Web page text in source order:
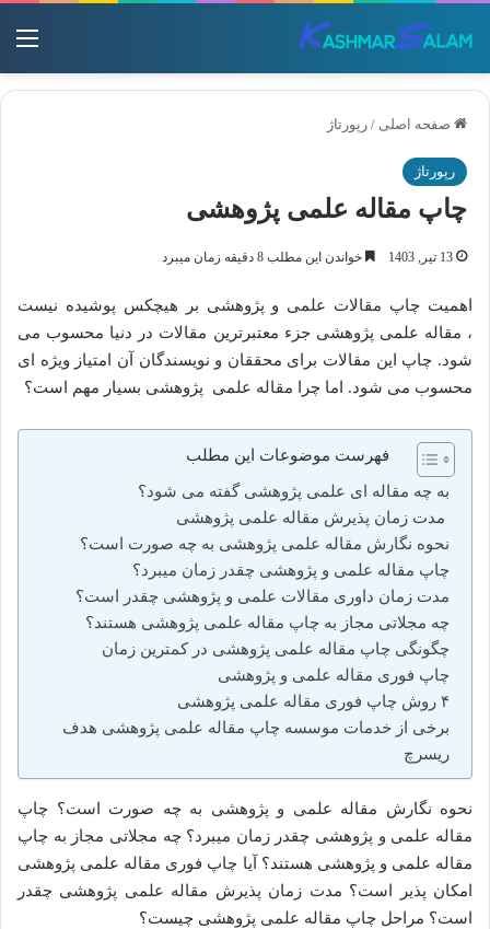
صفحه اصلی / رپورتاژ
رپورتاژ
چاپ مقاله علمی پژوهشی
13 تیر, 1403 خواندن این مطلب 8 دقیقه زمان میبرد
اهمیت چاپ مقالات علمی و پژوهشی بر هیچکس پوشیده نیست
، مقاله علمی پژوهشی جزء معتبرترین مقالات در دنیا محسوب می
شود. چاپ این مقالات برای محققان و نویسندگان آن امتیاز ویژه ای
محسوب می شود. اما چرا مقاله علمی پژوهشی بسیار مهم است؟
فهرست موضوعات این مطلب
به چه مقاله ای علمی پژوهشی گفته می شود؟
مدت زمان پذیرش مقاله علمی پژوهشی
نحوه نگارش مقاله علمی پژوهشی به چه صورت است؟
چاپ مقاله علمی و پژوهشی چقدر زمان میبرد؟
مدت زمان داوری مقالات علمی و پژوهشی چقدر است؟
چه مجلاتی مجاز به چاپ مقاله علمی پژوهشی هستند؟
چگونگی چاپ مقاله علمی پژوهشی در کمترین زمان
چاپ فوری مقاله علمی و پژوهشی
۴ روش چاپ فوری مقاله علمی پژوهشی
برخی از خدمات موسسه چاپ مقاله علمی پژوهشی هدف
ریسرچ
نحوه نگارش مقاله علمی و پژوهشی به چه صورت است؟ چاپ
مقاله علمی و پژوهشی چقدر زمان میبرد؟ چه مجلاتی مجاز به چاپ
مقاله علمی و پژوهشی هستند؟ آیا چاپ فوری مقاله علمی پژوهشی
امکان پذیر است؟ مدت زمان پذیرش مقاله علمی پژوهشی چقدر
است؟ مراحل چاپ مقاله علمی پژوهشی چیست؟